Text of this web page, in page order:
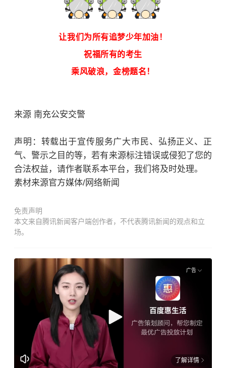
让我们为所有追梦少年加油！
祝福所有的考生
乘风破浪，金榜题名！
来源 南充公安交警
声明：转载出于宣传服务广大市民、弘扬正义、正
气、警示之目的等，若有来源标注错误或侵犯了您的
合法权益，请作者联系本平台，我们将及时处理。
素材来源官方媒体/网络新闻
免责声明
本文来自腾讯新闻客户端创作者，不代表腾讯新闻的观点和立
场。
广告
了解详情